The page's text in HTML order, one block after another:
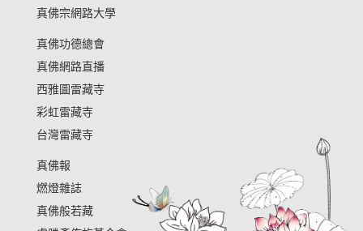
真佛宗網路大學
真佛功德總會
真佛網路直播
西雅圖雷藏寺
彩虹雷藏寺
台灣雷藏寺
真佛報
燃燈雜誌
真佛般若藏